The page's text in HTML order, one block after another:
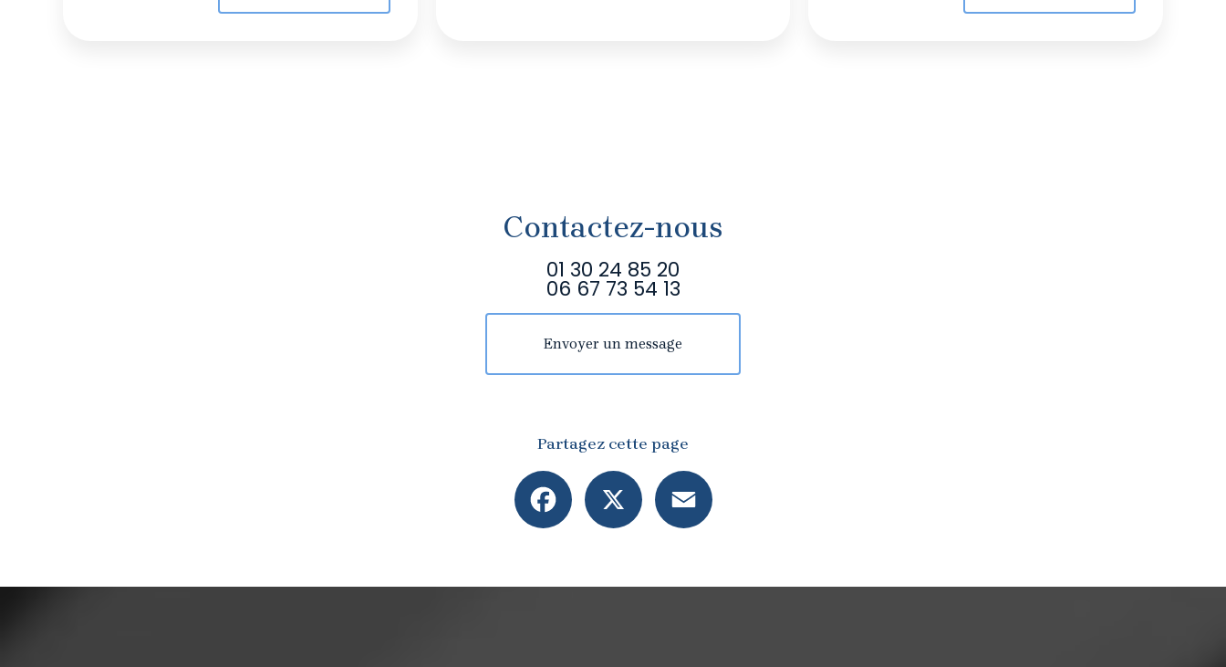
Contactez-nous
01 30 24 85 20
06 67 73 54 13
Envoyer un message
Partagez cette page
Facebook